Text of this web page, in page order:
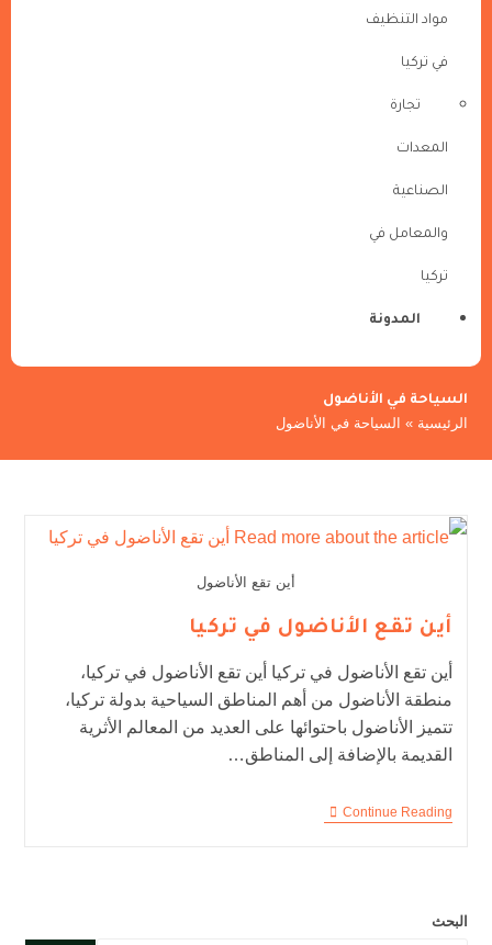
مواد التنظيف
في تركيا
تجارة
المعدات
الصناعية
والمعامل في
تركيا
المدونة
السياحة في الأناضول
الرئيسية» السياحة في الأناضول
أين تقع الأناضول
أين تقع الأناضول في تركيا
أين تقع الأناضول في تركيا أين تقع الأناضول في تركيا،
منطقة الأناضول من أهم المناطق السياحية بدولة تركيا،
تتميز الأناضول باحتوائها على العديد من المعالم الأثرية
القديمة بالإضافة إلى المناطق…
Continue Reading
البحث